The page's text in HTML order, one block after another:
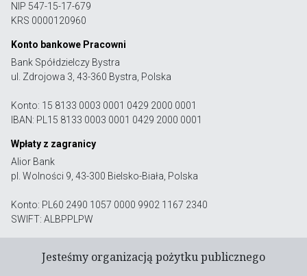
NIP 547-15-17-679
KRS 0000120960
Konto bankowe Pracowni
Bank Spółdzielczy Bystra
ul. Zdrojowa 3, 43-360 Bystra, Polska
Konto: 15 8133 0003 0001 0429 2000 0001
IBAN: PL15 8133 0003 0001 0429 2000 0001
Wpłaty z zagranicy
Alior Bank
pl. Wolności 9, 43-300 Bielsko-Biała, Polska
Konto: PL60 2490 1057 0000 9902 1167 2340
SWIFT: ALBPPLPW
Jesteśmy organizacją pożytku publicznego